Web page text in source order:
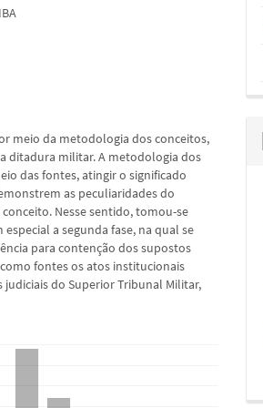
meio da metodologia dos conceitos,
ditadura militar. A metodologia dos
das fontes, atingir o significado
as peculiaridades do
Nesse sentido, tomou-se
a segunda fase, na qual se
para contenção dos supostos
fontes os atos institucionais
do Superior Tribunal Militar,